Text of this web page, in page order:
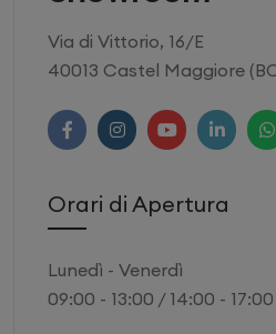
Via di Vittorio, 16/E
40013 Castel Maggiore
Orari di Apertura
Lunedì - Venerdì
09:00 - 13:00 / 14:00 - 17:00